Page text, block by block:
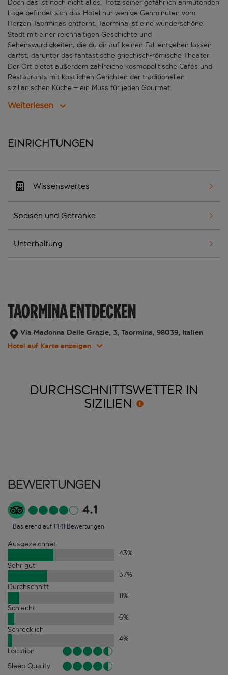
Doch das ist noch nicht alles. Trotz seiner gefährlich anmutenden
Lage befindet sich das Hotel nur wenige Gehminuten vom
Herzen Taorminas entfernt. Taormina ist eine wunderschöne
Stadt mit einer reichhaltigen Geschichte und
Sehenswürdigkeiten, die du dir auf keinen Fall entgehen lassen
darfst, darunter das fantastische griechisch-römische Theater.
Der Ort bietet außerdem zahlreiche kosmopolitische Cafés und
Restaurants mit köstlichen Gerichten der traditionellen
sizilianischen Küche – ein Muss für jeden Gourmet.
Weiterlesen
Einrichtungen
Wissenswertes
Speisen und Getränke
Unterhaltung
TAORMINA ENTDECKEN
Via Madonna Delle Grazie, 3, Taormina, 98039, Italien
Hotel auf Karte anzeigen
DURCHSCHNITTSWETTER IN
SIZILIEN
Bewertungen
4.1
Basierend auf 1'141 Bewertungen
Ausgezeichnet
43%
Sehr gut
37%
Durchschnitt
11%
Schlecht
6%
Schrecklich
4%
Location
Sleep Quality